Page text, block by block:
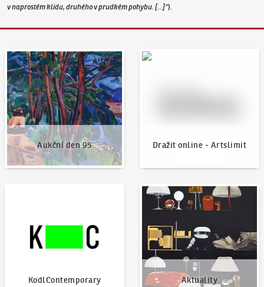
v naprostém klidu, druhého v prudkém pohybu. […]“).
Aukční den 95
Aukční den 95
Dražit online - Artslimit
Dražit online - Artslimit
KodlContemporary Aktuality
Aktuality